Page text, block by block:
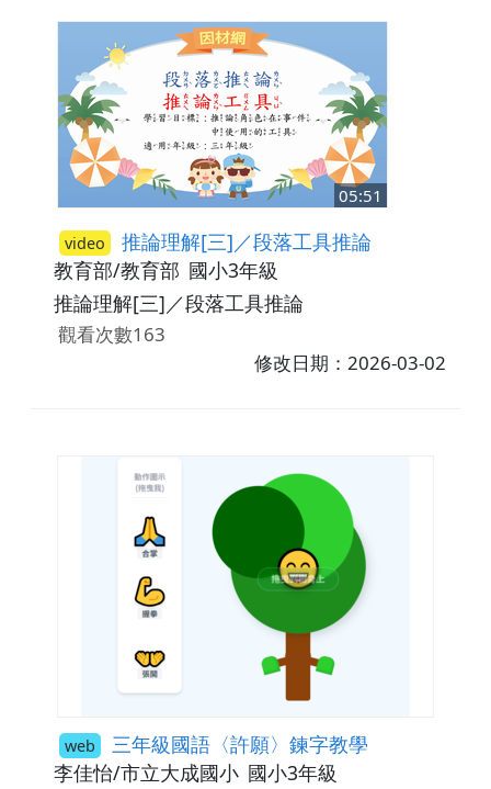
05:51
video 推論理解[三]／段落工具推論
教育部/教育部 國小3年級
推論理解[三]／段落工具推論
觀看次數163
修改日期：2026-03-02
web 三年級國語〈許願〉鍊字教學
李佳怡/市立大成國小 國小3年級